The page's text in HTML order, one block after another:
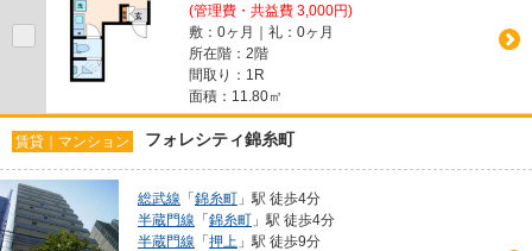
(管理費・共益費 3,000円)
敷：0ヶ月｜礼：0ヶ月
所在階：2階
間取り：1R
面積：11.80㎡
賃貸｜マンション フォレシティ錦糸町
総武線 「錦糸町 」駅 徒歩4分
半蔵門線 「錦糸町 」駅 徒歩4分
半蔵門線 「押上 」駅 徒歩9分